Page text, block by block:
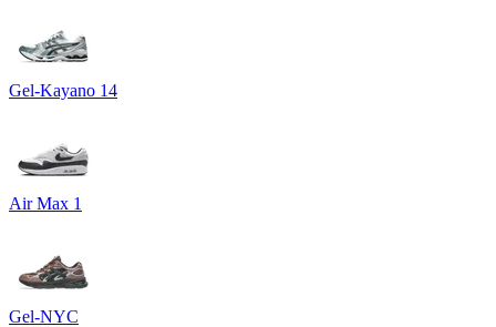
Gel-Kayano 14
Air Max 1
Gel-NYC